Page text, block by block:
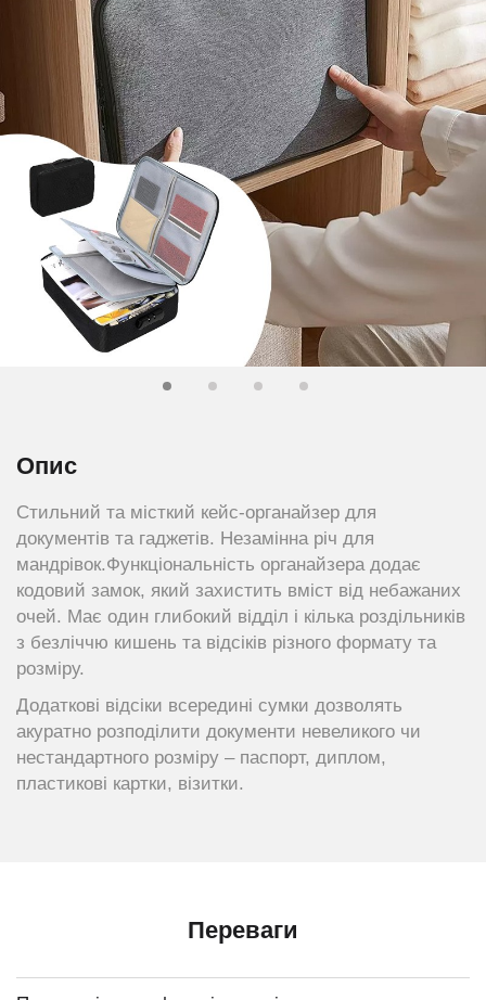
Опис
Стильний та місткий кейс-органайзер для
документів та гаджетів. Незамінна річ для
мандрівок.Функціональність органайзера додає
кодовий замок, який захистить вміст від небажаних
очей. Має один глибокий відділ і кілька роздільників
з безліччю кишень та відсіків різного формату та
розміру.
Додаткові відсіки всередині сумки дозволять
акуратно розподілити документи невеликого чи
нестандартного розміру – паспорт, диплом,
пластикові картки, візитки.
Переваги